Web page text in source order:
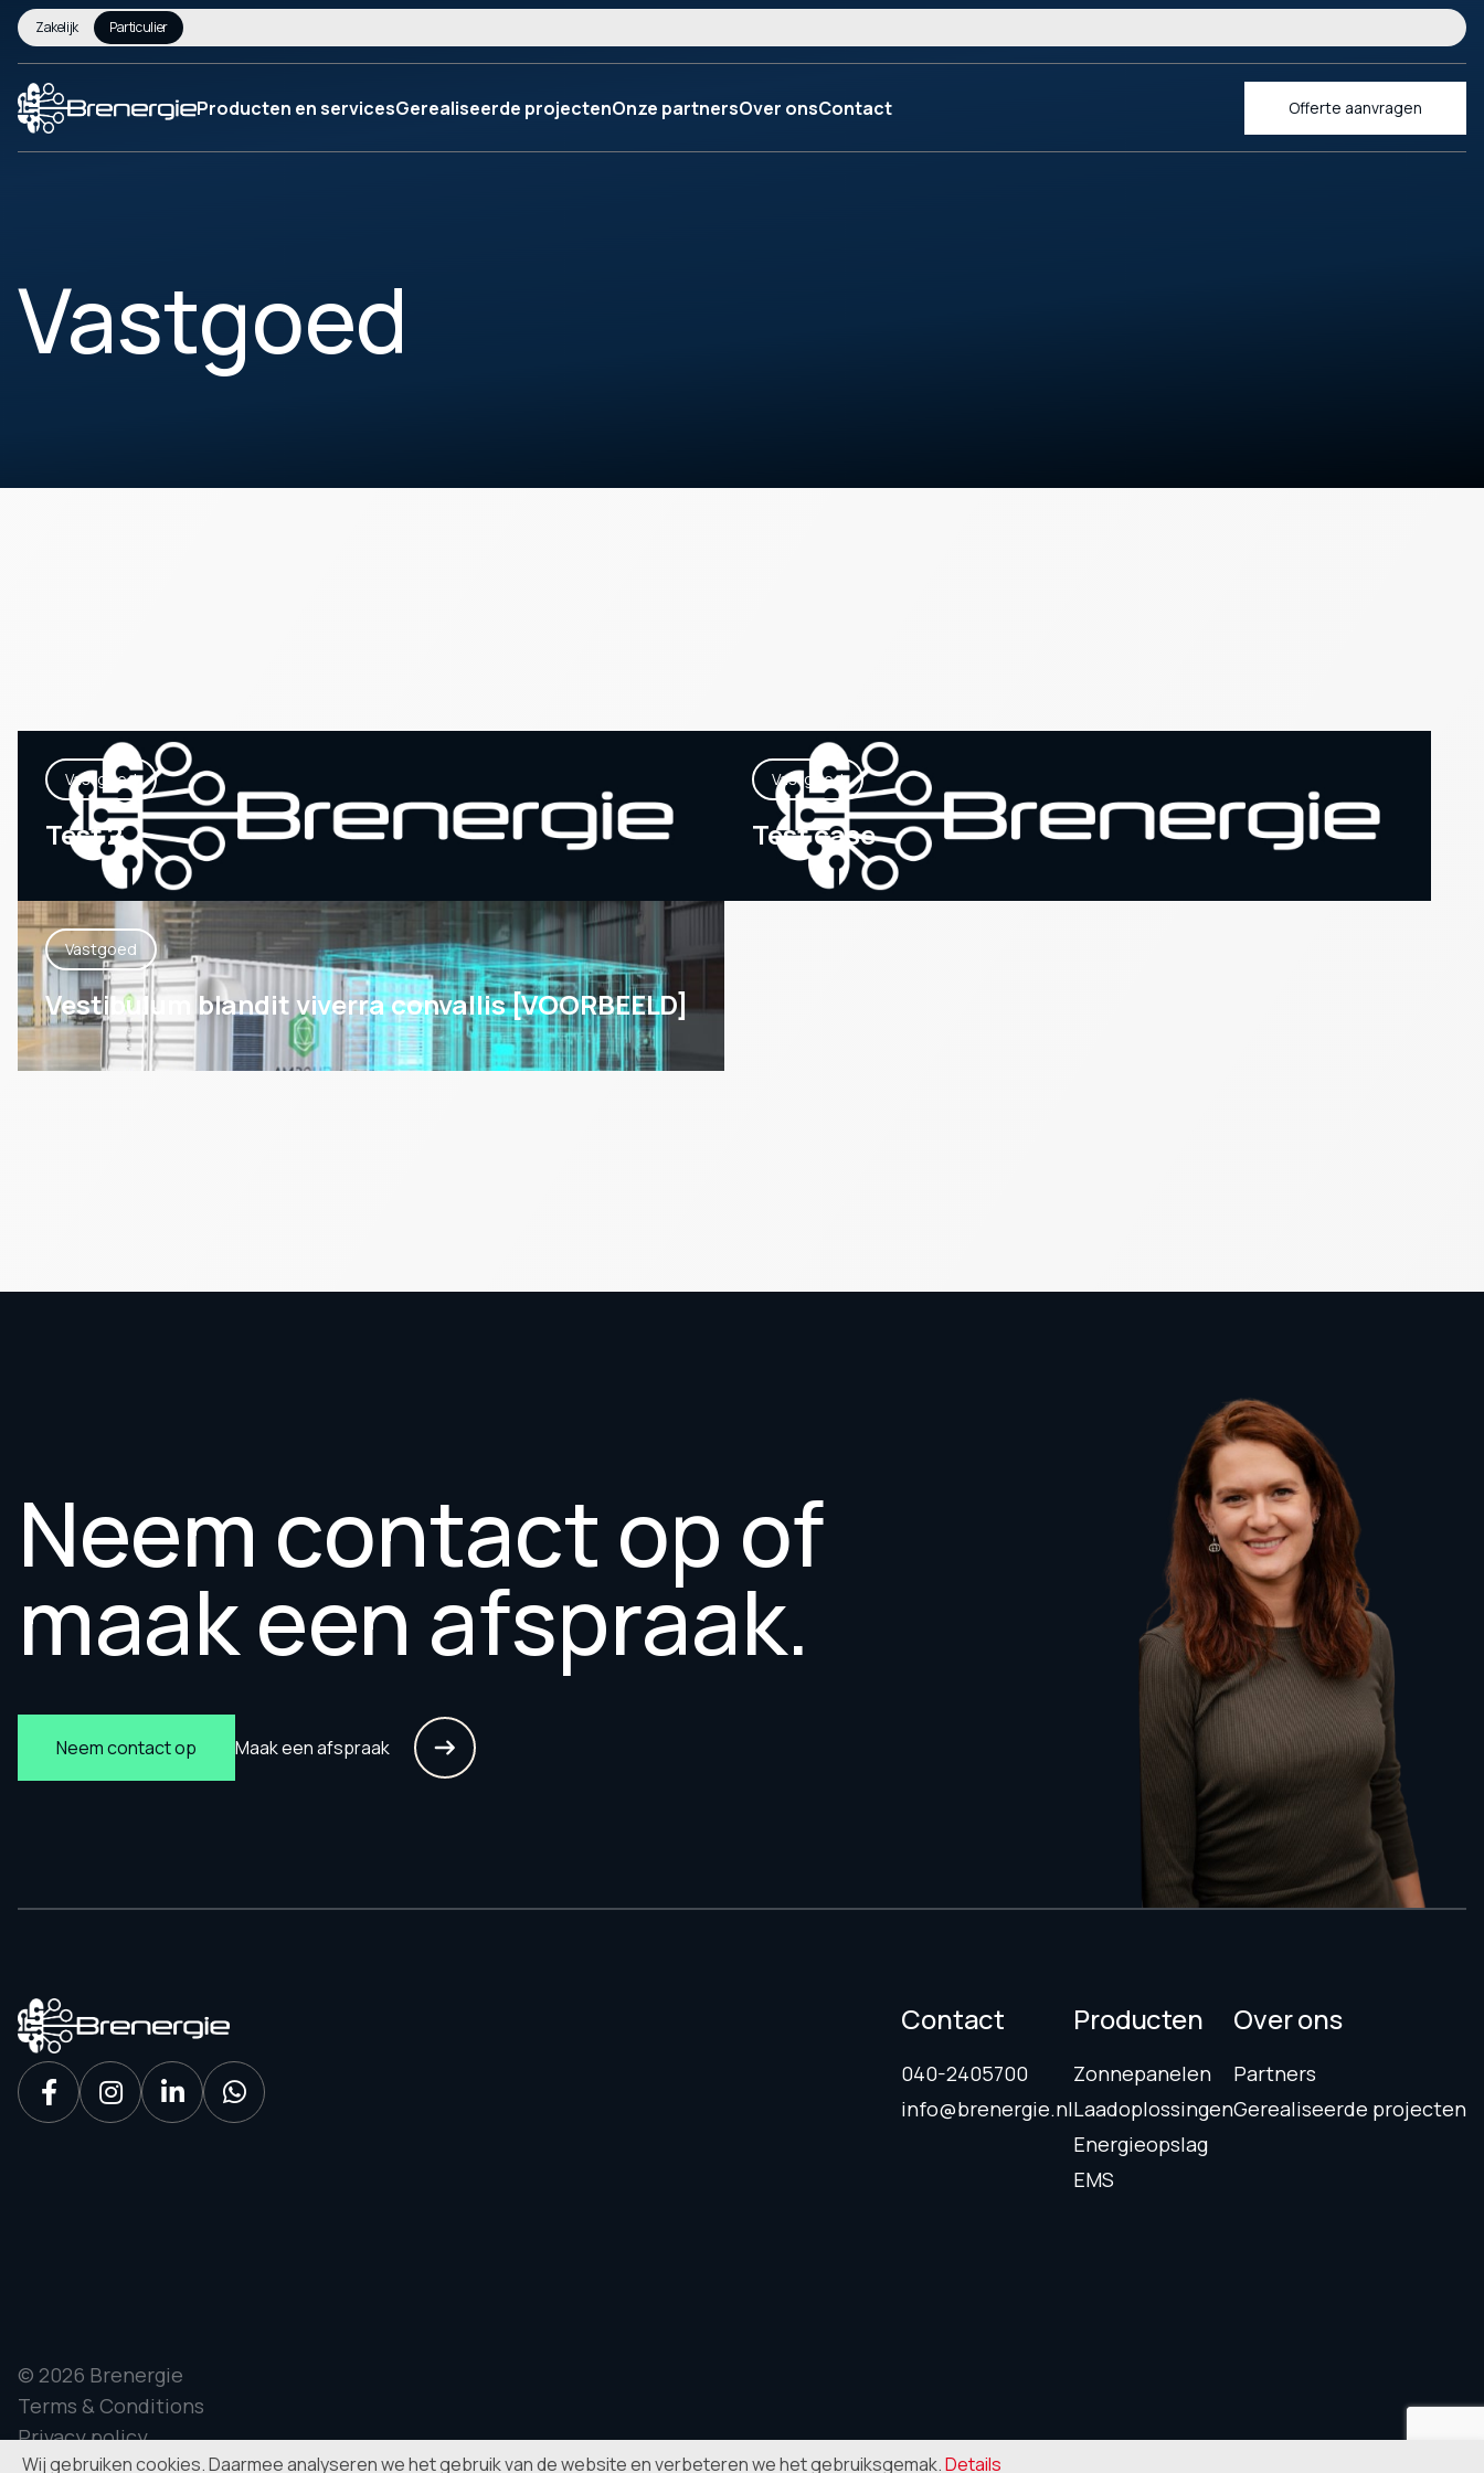
Zakelijk Particulier
Producten en servicesGerealiseerde projectenOnze partnersOver onsContact Offerte aanvragen
Vastgoed
Vastgoed
Test 2
Vastgoed
Test case
Vastgoed
Vestibulum blandit viverra convallis [VOORBEELD]
Neem contact op of
maak een afspraak.
Neem contact op Maak een afspraak
Contact
040-2405700
info@brenergie.nl
Producten
Zonnepanelen
Laadoplossingen
Energieopslag
EMS
Over ons
Partners
Gerealiseerde projecten
© 2026 Brenergie
Terms & Conditions
Privacy policy
Wij gebruiken cookies. Daarmee analyseren we het gebruik van de website en verbeteren we het gebruiksgemak.Details